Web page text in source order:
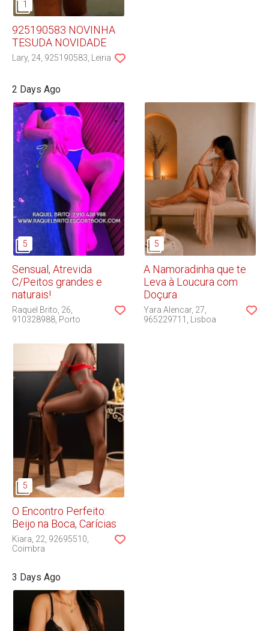
925190583 NOVINHA
TESUDA NOVIDADE
Lary 24 925190583 Leiria
2 Days Ago
Sensual, Atrevida
C/Peitos grandes e
naturais!
Raquel Brito 26
910328988 Porto
A Namoradinha que te
Leva à Loucura com
Doçura
Yara Alencar 27
965229711
Lisboa
O Encontro Perfeito:
Beijo na Boca, Carícias
Kiara 22 92695510
Coimbra
3 Days Ago